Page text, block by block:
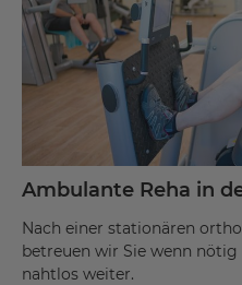
Ambulante Reha in
Nach einer stationären
betreuen wir Sie wenn
nahtlos weiter.